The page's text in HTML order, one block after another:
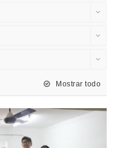
Mostrar todo